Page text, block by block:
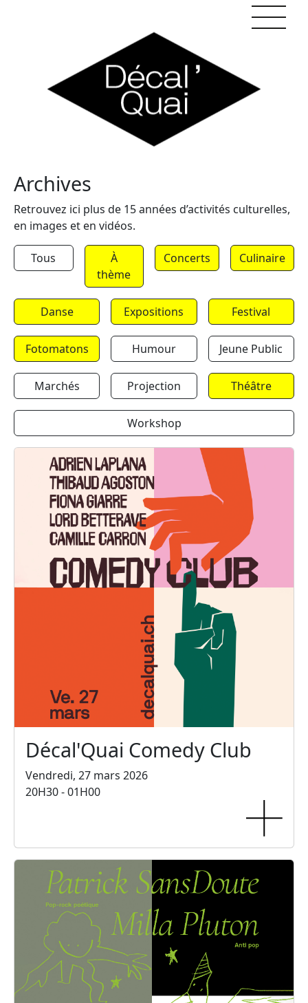
Archives
Retrouvez ici plus de 15 années d’activités culturelles,
en images et en vidéos.
Tous
À
thème
Concerts Culinaire
Danse Expositions Festival
Fotomatons Humour Jeune Public
Marchés Projection Théâtre
Workshop
Décal'Quai Comedy Club
Vendredi, 27 mars 2026
20H30 - 01H00